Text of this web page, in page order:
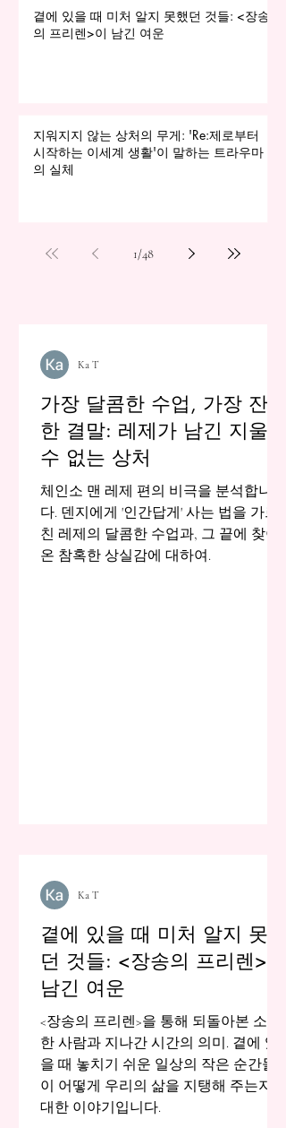
곁에 있을 때 미처 알지 못했던 것들: <장송
의 프리렌>이 남긴 여운
지워지지 않는 상처의 무게: 'Re:제로부터
시작하는 이세계 생활'이 말하는 트라우마
의 실체
1/48
가장 달콤한 수업, 가장 잔혹
한 결말: 레제가 남긴 지울
수 없는 상처
체인소 맨 레제 편의 비극을 분석합니
다. 덴지에게 '인간답게' 사는 법을 가르
친 레제의 달콤한 수업과, 그 끝에 찾아
온 참혹한 상실감에 대하여.
Ka T
곁에 있을 때 미처 알지 못했
던 것들: <장송의 프리렌>이
남긴 여운
<장송의 프리렌>을 통해 되돌아본 소중
한 사람과 지나간 시간의 의미. 곁에 있
을 때 놓치기 쉬운 일상의 작은 순간들
이 어떻게 우리의 삶을 지탱해 주는지에
대한 이야기입니다.
Ka T